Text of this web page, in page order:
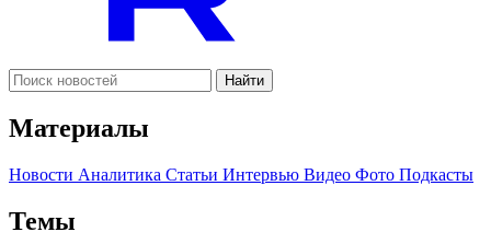
Найти
Материалы
Новости Аналитика Статьи Интервью Видео Фото Подкасты
Темы